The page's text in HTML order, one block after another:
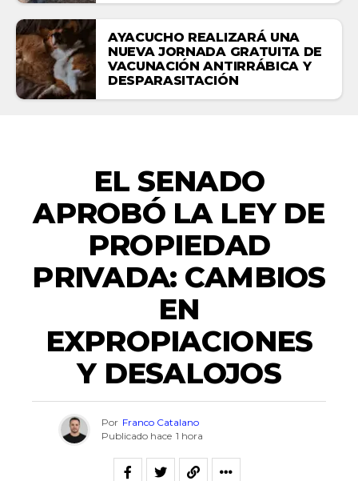
AYACUCHO REALIZARÁ UNA
NUEVA JORNADA GRATUITA DE
VACUNACIÓN ANTIRRÁBICA Y
DESPARASITACIÓN
EL SENADO
APROBÓ LA LEY DE
PROPIEDAD
PRIVADA: CAMBIOS
EN
EXPROPIACIONES
Y DESALOJOS
Por Franco Catalano
Publicado hace 1 hora